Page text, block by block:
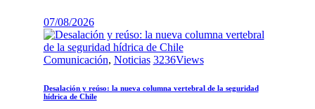
07/08/2026
Comunicación, Noticias 3236Views
Desalación y reúso: la nueva columna vertebral de la seguridad
hídrica de Chile